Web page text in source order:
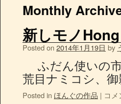
Monthly
新しモノHong
Posted on 2014年1月19日 by
ふだん使いの
荒目ナミコシ、御
Posted in ほんぐの作品 | コメ